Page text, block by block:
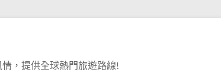
，提供全球熱門旅遊路線!